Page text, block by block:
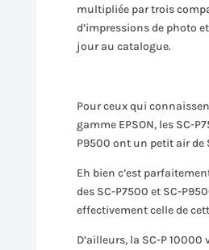
multipliée par trois
d’impressions de photo
jour au catalogue.
Pour ceux qui
gamme EPSON, les SC-
P9500 ont un petit air de
Eh bien c’est
des SC-P7500 et SC-
effectivement celle de
D’ailleurs, la SC-P 10000